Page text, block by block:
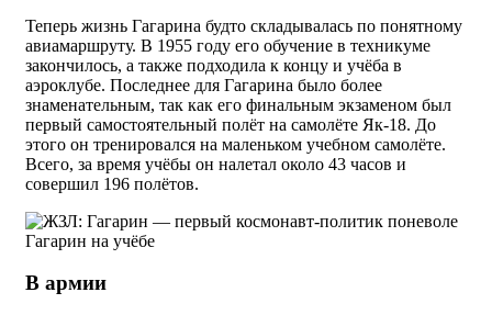
Теперь жизнь Гагарина будто складывалась по понятному
авиамаршруту. В 1955 году его обучение в техникуме
закончилось, а также подходила к концу и учёба в
аэроклубе. Последнее для Гагарина было более
знаменательным, так как его финальным экзаменом был
первый самостоятельный полёт на самолёте Як-18. До
этого он тренировался на маленьком учебном самолёте.
Всего, за время учёбы он налетал около 43 часов и
совершил 196 полётов.
Гагарин на учёбе
В армии